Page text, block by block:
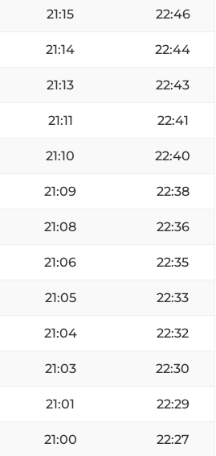
21:15 22:46
21:14 22:44
21:13 22:43
21:11 22:41
21:10 22:40
21:09 22:38
21:08 22:36
21:06 22:35
21:05 22:33
21:04 22:32
21:03 22:30
21:01 22:29
21:00 22:27